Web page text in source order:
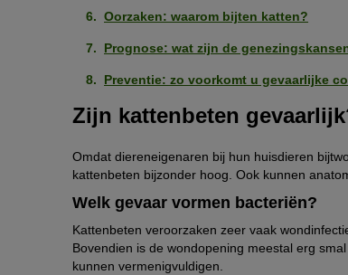
Oorzaken: waarom bijten katten?
Prognose: wat zijn de
Preventie: zo voorkomt u gevaarlijke
Zijn kattenbeten
Omdat diereneigenaren bij hun huisdieren
kattenbeten bijzonder hoog. Ook kunnen
Welk gevaar vormen bacteriën?
Kattenbeten veroorzaken zeer vaak
Bovendien is de wondopening meestal erg
kunnen vermenigvuldigen.